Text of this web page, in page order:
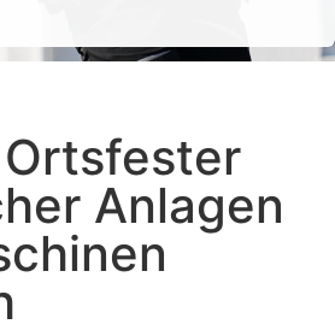
Anlagen